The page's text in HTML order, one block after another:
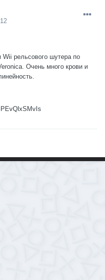
рельсового шутера по
Очень много крови и